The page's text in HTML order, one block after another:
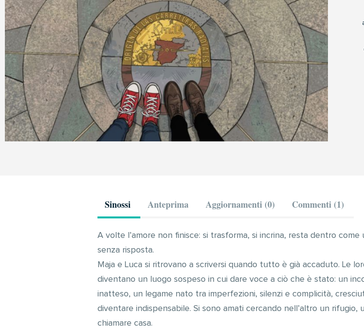
Sinossi Anteprima Aggiornamenti (0) Commenti (1)
A volte l’amore non finisce: si trasforma, si incrina, resta dentro come
senza risposta.
Maja e Luca si ritrovano a scriversi quando tutto è già accaduto. Le
diventano un luogo sospeso in cui dare voce a ciò che è stato: un
inatteso, un legame nato tra imperfezioni, silenzi e complicità,
diventare indispensabile. Si sono amati cercando nell’altro un rifugio,
chiamare casa.